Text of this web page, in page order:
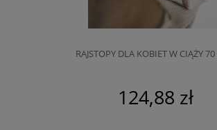
RAJSTOPY DLA KOBIET W CIĄŻY
124,88 zł